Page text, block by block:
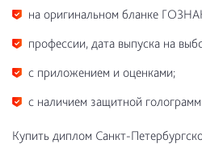
на оригинальном бланке
профессии, дата выпуска на
с приложением и оценками;
с наличием защитной
Купить диплом Санкт-